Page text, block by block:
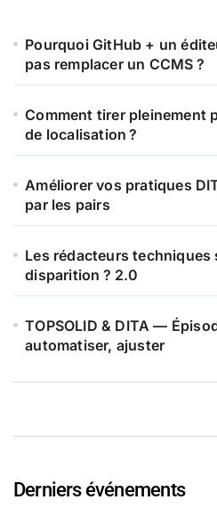
Pourquoi GitHub + un
pas remplacer un CCMS ?
Comment tirer pleinement
de localisation ?
Améliorer vos pratiques
par les pairs
Les rédacteurs
disparition ? 2.0
TOPSOLID & DITA —
automatiser, ajuster
Derniers événements